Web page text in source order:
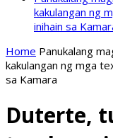
kakulangan ng
inihain sa
Home Panukalang
kakulangan ng mga
sa Kamara
Duterte,